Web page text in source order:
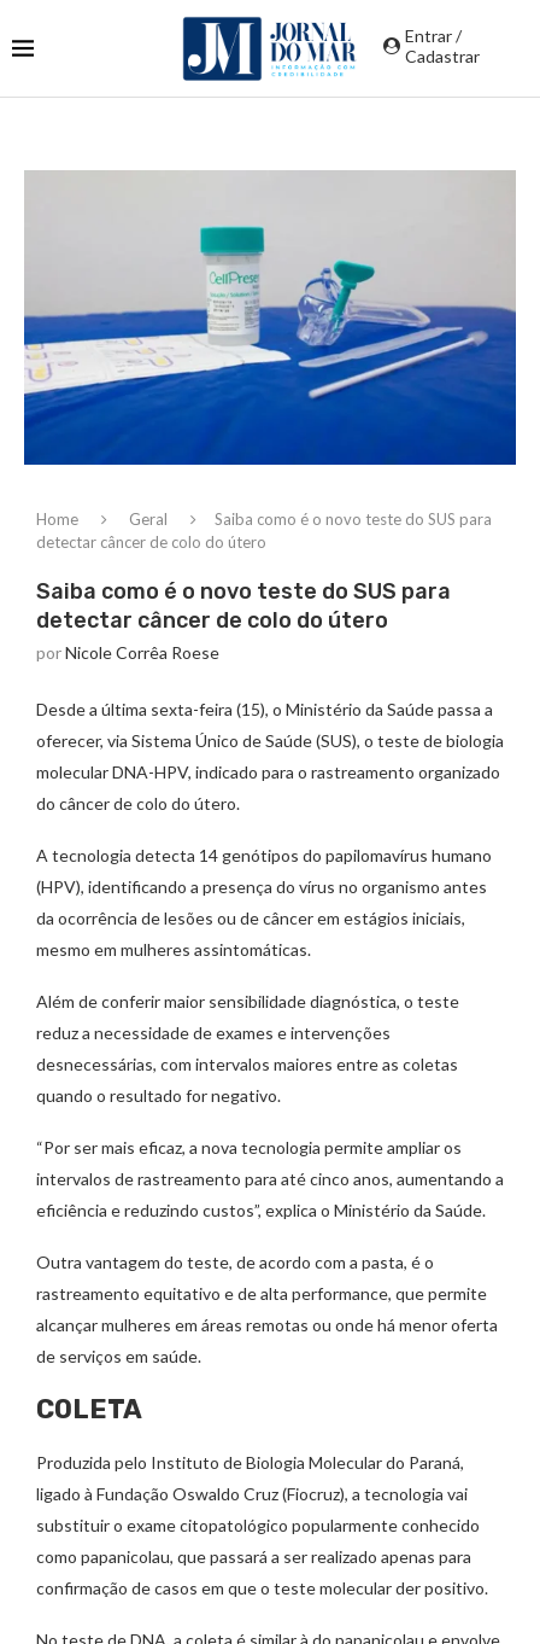
Entrar /
Cadastrar
Home Geral
Saiba como é o novo teste do SUS para
detectar câncer de colo do útero
Saiba como é o novo teste do SUS para
detectar câncer de colo do útero
porNicole Corrêa Roese
Desde a última sexta-feira (15), o Ministério da Saúde passa a
oferecer, via Sistema Único de Saúde (SUS), o teste de biologia
molecular DNA-HPV, indicado para o rastreamento organizado
do câncer de colo do útero.
A tecnologia detecta 14 genótipos do papilomavírus humano
(HPV), identificando a presença do vírus no organismo antes
da ocorrência de lesões ou de câncer em estágios iniciais,
mesmo em mulheres assintomáticas.
Além de conferir maior sensibilidade diagnóstica, o teste
reduz a necessidade de exames e intervenções
desnecessárias, com intervalos maiores entre as coletas
quando o resultado for negativo.
“Por ser mais eficaz, a nova tecnologia permite ampliar os
intervalos de rastreamento para até cinco anos, aumentando a
eficiência e reduzindo custos”, explica o Ministério da Saúde.
Outra vantagem do teste, de acordo com a pasta, é o
rastreamento equitativo e de alta performance, que permite
alcançar mulheres em áreas remotas ou onde há menor oferta
de serviços em saúde.
COLETA
Produzida pelo Instituto de Biologia Molecular do Paraná,
ligado à Fundação Oswaldo Cruz (Fiocruz), a tecnologia vai
substituir o exame citopatológico popularmente conhecido
como papanicolau, que passará a ser realizado apenas para
confirmação de casos em que o teste molecular der positivo.
No teste de DNA, a coleta é similar à do papanicolau e envolve